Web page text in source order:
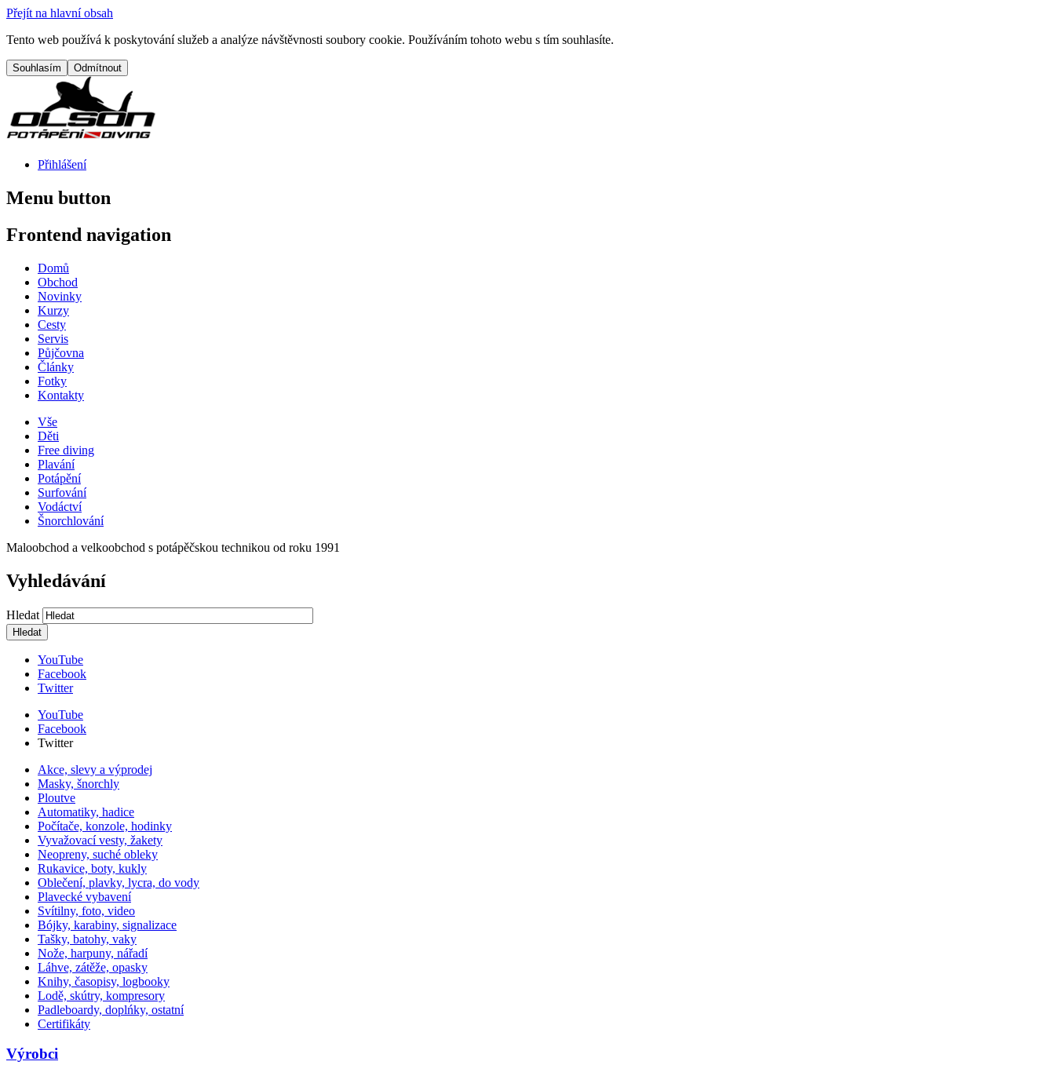
Přejít na hlavní obsah
Tento web používá k poskytování služeb a analýze návštěvnosti soubory cookie. Používáním tohoto webu s tím souhlasíte.
Přihlášení
Menu button
Frontend navigation
Domů
Obchod
Novinky
Kurzy
Cesty
Servis
Půjčovna
Články
Fotky
Kontakty
Vše
Děti
Free diving
Plavání
Potápění
Surfování
Vodáctví
Šnorchlování
Maloobchod a velkoobchod s potápěčskou technikou od roku 1991
Vyhledávání
Hledat
YouTube
Facebook
Twitter
YouTube
Facebook
Twitter
Akce, slevy a výprodej
Masky, šnorchly
Ploutve
Automatiky, hadice
Počítače, konzole, hodinky
Vyvažovací vesty, žakety
Neopreny, suché obleky
Rukavice, boty, kukly
Oblečení, plavky, lycra, do vody
Plavecké vybavení
Svítilny, foto, video
Bójky, karabiny, signalizace
Tašky, batohy, vaky
Nože, harpuny, nářadí
Láhve, zátěže, opasky
Knihy, časopisy, logbooky
Lodě, skútry, kompresory
Padleboardy, doplńky, ostatní
Certifikáty
Výrobci